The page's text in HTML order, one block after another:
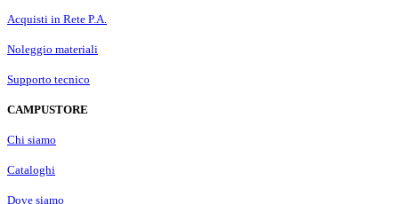
Acquisti in Rete P.A.
Noleggio materiali
Supporto tecnico
CAMPUSTORE
Chi siamo
Cataloghi
Dove siamo